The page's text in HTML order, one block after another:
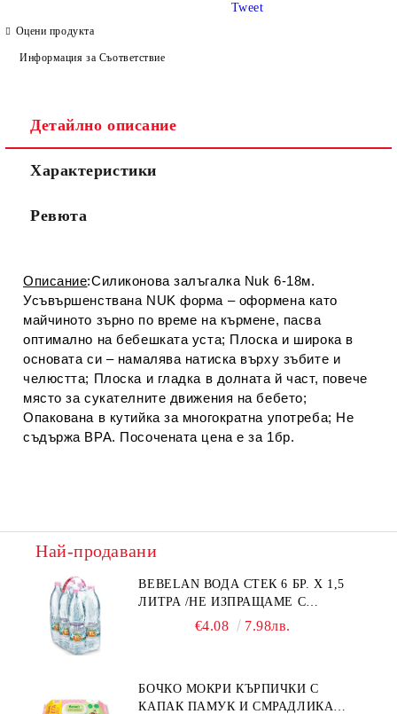
Съгласен съм сПолитиката за лични данни
Ние ще се свържем с вас в рамките на работния ден.
Оцени продукта
Информация за Съответствие
Tweet
Детайлно описание
Характеристики
Ревюта
Описание:Силиконова залъгалка Nuk 6-18м.
Усъвършенствана NUK форма – оформена като
майчиното зърно по време на кърмене, пасва
оптимално на бебешката уста; Плоска и широка в
основата си – намалява натиска върху зъбите и
челюстта; Плоска и гладка в долната й част, повече
място за сукателните движения на бебето;
Опакована в кутийка за многократна употреба; Не
съдържа BPA. Посочената цена е за 1бр.
Най-продавани
BEBELAN ВОДА СТЕК 6 БР. Х 1,5
ЛИТРА /НЕ ИЗПРАЩАМЕ С
€4.08 7.98лв.
БОЧКО МОКРИ КЪРПИЧКИ С
КАПАК ПАМУК И СМРАДЛИКА